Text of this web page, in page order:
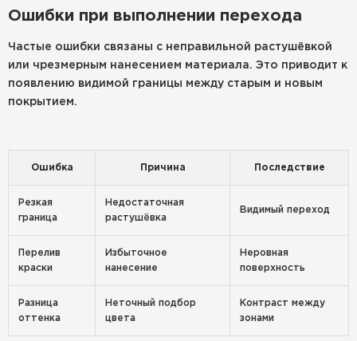
Ошибки при выполнении перехода
Частые ошибки связаны с неправильной растушёвкой
или чрезмерным нанесением материала. Это приводит к
появлению видимой границы между старым и новым
покрытием.
Ошибка Причина Последствие
Резкая
граница
Недостаточная
растушёвка
Видимый переход
Перелив
краски
Избыточное
нанесение
Неровная
поверхность
Разница
оттенка
Неточный подбор
цвета
Контраст между
зонами